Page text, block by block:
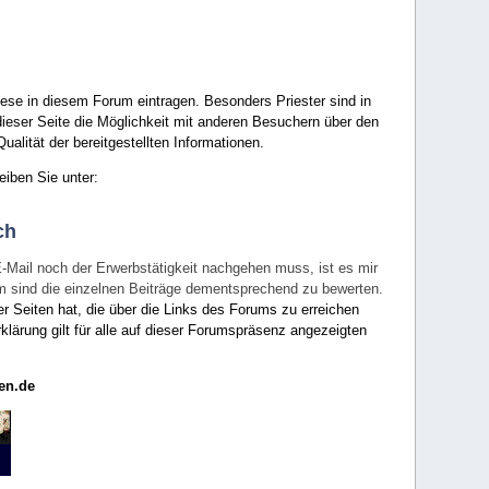
in diesem Forum eintragen. Besonders Priester sind in
Seite die Möglichkeit mit anderen Besuchern über den
der bereitgestellten Informationen.
Sie unter:
noch der Erwerbstätigkeit nachgehen muss, ist es mir
die einzelnen Beiträge dementsprechend zu bewerten.
Seiten hat, die über die Links des Forums zu erreichen
gilt für alle auf dieser Forumspräsenz angezeigten